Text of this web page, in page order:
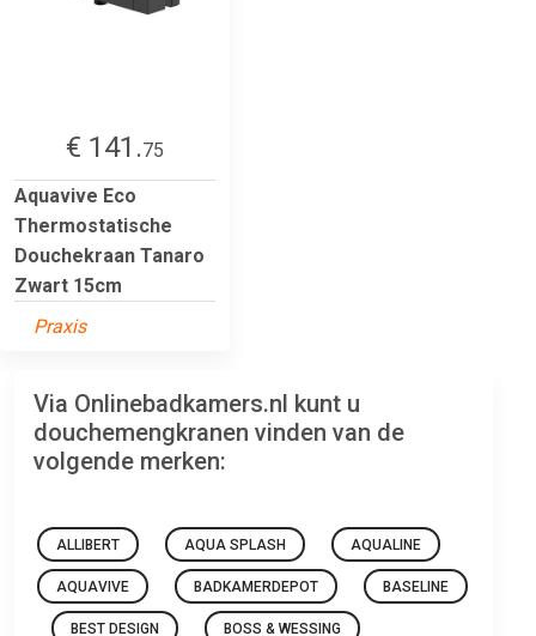
€ 141.75
Aquavive Eco
Thermostatische
Douchekraan Tanaro
Zwart 15cm
Praxis
Via Onlinebadkamers.nl kunt u
douchemengkranen vinden van de
volgende merken:
ALLIBERT AQUA SPLASH AQUALINE
AQUAVIVE BADKAMERDEPOT BASELINE
BEST DESIGN BOSS & WESSING